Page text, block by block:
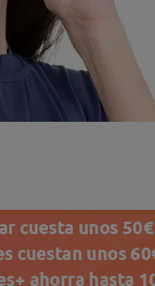
cuesta unos
cuestan unos
ahorra hasta